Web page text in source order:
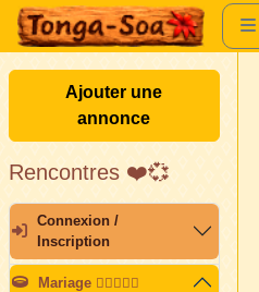
Ajouter une
annonce
Rencontres ❤️💞
Connexion /
Inscription
Mariage 👩🏽‍❤️‍👨🏽